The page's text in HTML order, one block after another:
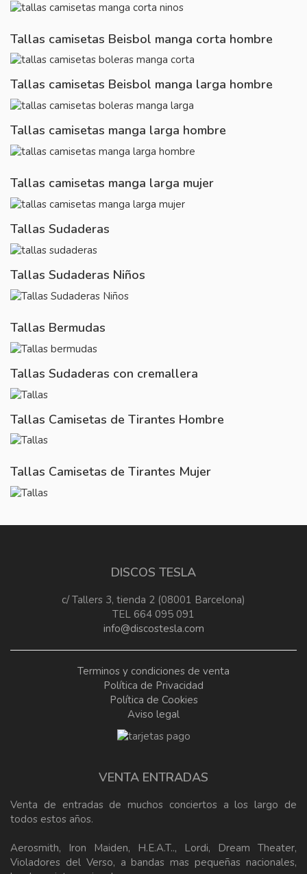
Tallas camisetas Beisbol manga corta hombre
Tallas camisetas Beisbol manga larga hombre
Tallas camisetas manga larga hombre
Tallas camisetas manga larga mujer
Tallas Sudaderas
Tallas Sudaderas Niños
Tallas Bermudas
Tallas Sudaderas con cremallera
Tallas Camisetas de Tirantes Hombre
Tallas Camisetas de Tirantes Mujer
DISCOS TESLA
c/ Tallers 3, tienda 2 (08001 Barcelona)
TEL 664 095 091
info@discostesla.com
Terminos y condiciones de venta
Política de Privacidad
Política de Cookies
Aviso legal
VENTA ENTRADAS
Venta de entradas de muchos conciertos a los largo de
todos estos años.
Aerosmith, Iron Maiden, H.E.A.T.., Lordi, Dream Theater,
Violadores del Verso, a bandas mas pequeñas nacionales,